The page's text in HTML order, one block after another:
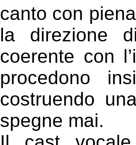
canto con
la direzione
coerente con
procedono
costruendo
spegne mai.